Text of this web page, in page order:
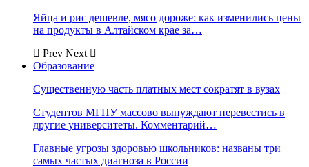
Яйца и рис дешевле, мясо дороже: как изменились цены
на продукты в Алтайском крае за…
Prev Next
Образование
Существенную часть платных мест сократят в вузах
Студентов МГПУ массово вынуждают перевестись в
другие университеты. Комментарий…
Главные угрозы здоровью школьников: названы три
самых частых диагноза в России